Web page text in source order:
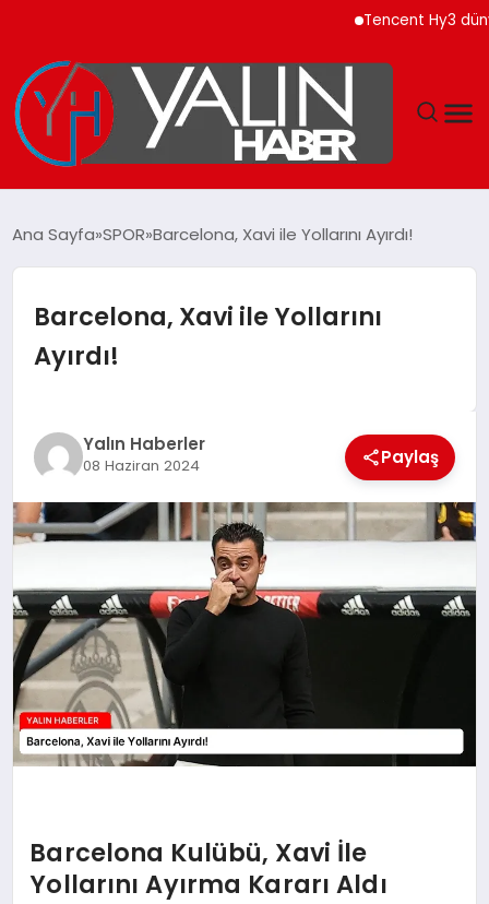
Tencent Hy3 dünya
SPOR
DÜNYA
YAŞAM
EĞİTİM
MAGAZİN
SAĞLIK
Ana Sayfa SPOR Barcelona, Xavi ile Yollarını Ayırdı!
Barcelona, Xavi ile Yollarını
Ayırdı!
Yalın Haberler
08 Haziran 2024 Paylaş
Barcelona Kulübü, Xavi İle
Yollarını Ayırma Kararı Aldı